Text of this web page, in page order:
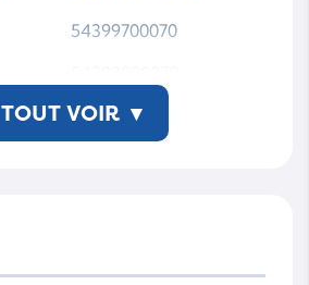
54399700070
5439 988 0070-JR-WS
MTAP00
TOUT VOIR ▾